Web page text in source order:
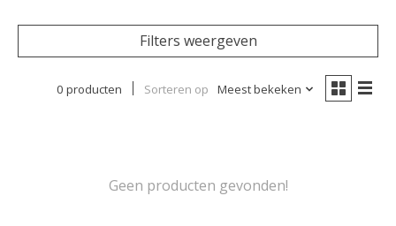
Filters weergeven
0 producten Sorteren op Meest bekeken
Geen producten gevonden!